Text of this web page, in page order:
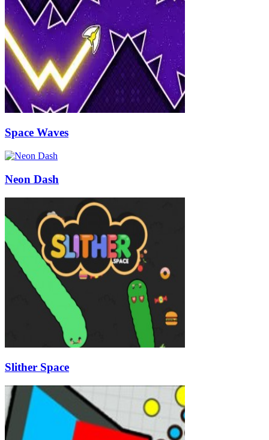
Space Waves
Neon Dash
Slither Space